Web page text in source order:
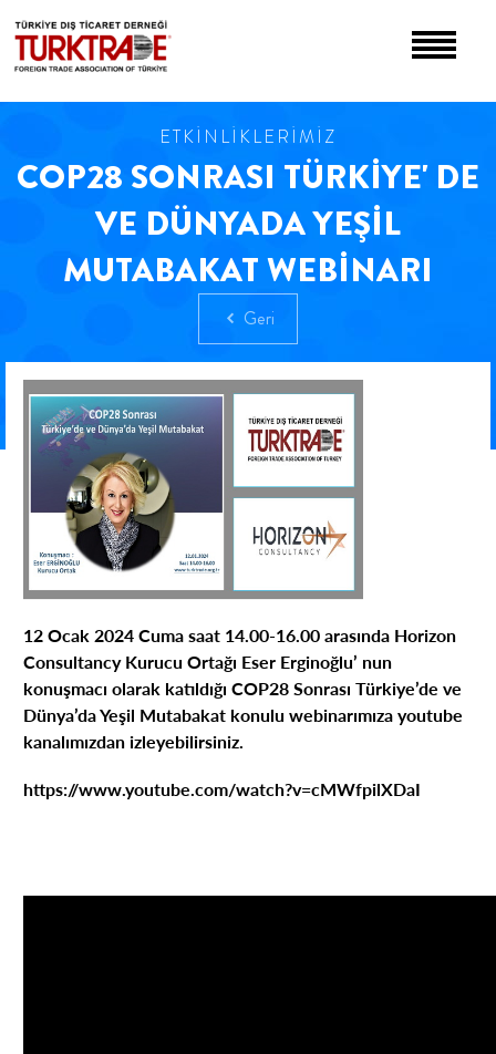
ETKİNLİKLERİMİZ
COP28 SONRASI TÜRKİYE' DE
VE DÜNYADA YEŞİL
MUTABAKAT WEBİNARI
Geri
12 Ocak 2024 Cuma saat 14.00-16.00 arasında Horizon
Consultancy Kurucu Ortağı Eser Erginoğlu’ nun
konuşmacı olarak katıldığı COP28 Sonrası Türkiye’de ve
Dünya’da Yeşil Mutabakat konulu webinarımıza youtube
kanalımızdan izleyebilirsiniz.
https://www.youtube.com/watch?v=cMWfpilXDaI